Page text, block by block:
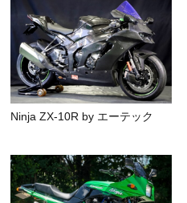
Ninja ZX-10R by エーテック